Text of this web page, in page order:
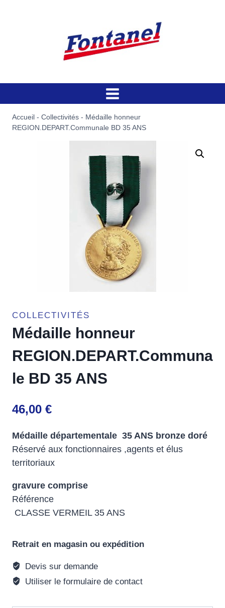
Accueil - Collectivités - Médaille honneur
REGION.DEPART.Communale BD 35 ANS
COLLECTIVITÉS
Médaille honneur
REGION.DEPART.Communa
le BD 35 ANS
46,00 €
Médaille départementale 35 ANS bronze doré
Réservé aux fonctionnaires ,agents et élus
territoriaux
gravure comprise
Référence
CLASSE VERMEIL 35 ANS
Retrait en magasin ou expédition
Devis sur demande
Utiliser le formulaire de contact